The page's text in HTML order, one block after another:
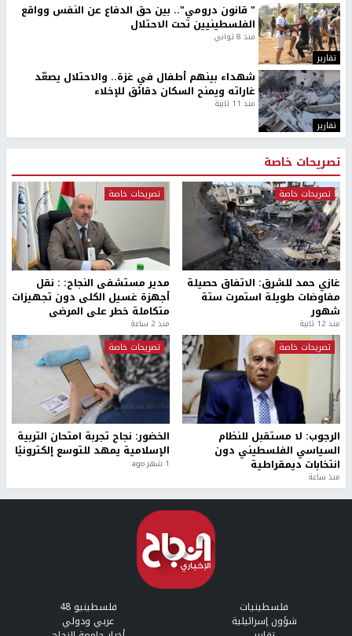
تقارير
" قانون درومي".. بين حق الدفاع عن النفس وواقع
الفلسطينيين تحت الاحتلال
منذ 8 ثواني
تقارير
شهداء بينهم أطفال في غزة.. والاحتلال يصعّد
غاراته ويمنح السكان دقائق للإخلاء
منذ 11 ثانية
تصريحات خاصة
تصريحات خاصة
غازي حمد للشرق: الاتفاق حصيلة
مفاوضات طويلة استمرت ستة
شهور
منذ 12 ثانية
تصريحات خاصة
مدير مستشفى النجاح: : نقل
أجهزة غسيل الكلى دون تجهيزات
متكاملة خطر على المرضى
منذ 2 ساعة
تصريحات خاصة
الرجوب: لا مستقبل للنظام
السياسي الفلسطيني دون
انتخابات ديمقراطية
منذ ساعة
تصريحات خاصة
الخضور: نجاح تجربة امتحان التربية
الإسلامية يمهد للتوسع إلكترونيًا
1 شهر ago
فلسطينيات فلسطينيو 48
شؤون إسرائيلية عربي ودولي